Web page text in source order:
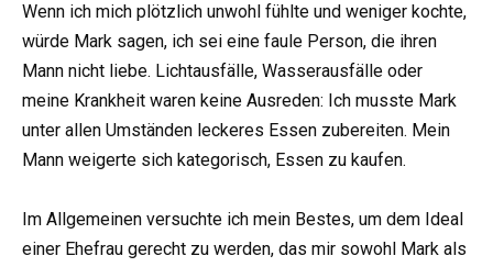
Wenn ich mich plötzlich unwohl fühlte und weniger kochte,
würde Mark sagen, ich sei eine faule Person, die ihren
Mann nicht liebe. Lichtausfälle, Wasserausfälle oder
meine Krankheit waren keine Ausreden: Ich musste Mark
unter allen Umständen leckeres Essen zubereiten. Mein
Mann weigerte sich kategorisch, Essen zu kaufen.
Im Allgemeinen versuchte ich mein Bestes, um dem Ideal
einer Ehefrau gerecht zu werden, das mir sowohl Mark als